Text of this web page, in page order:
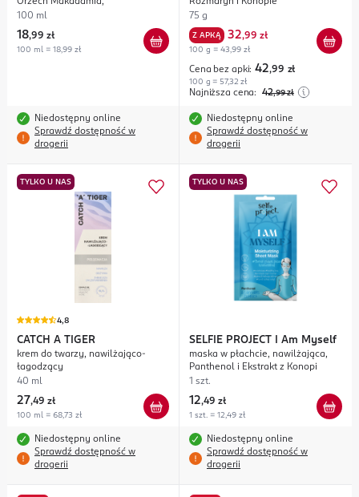
100 ml
18,99 zł
100 ml = 18,99 zł
Niedostępny online
Sprawdź dostępność w
drogerii
75 g
Z APKĄ 32,99 zł
100 g = 43,99 zł
Cena bez apki: 42,99 zł
100 g = 57,32 zł
Najniższa cena: 42,99 zł
Niedostępny online
Sprawdź dostępność w
drogerii
TYLKO U NAS
4,8
CATCH A TIGER
krem do twarzy, nawilżająco-
łagodzący
40 ml
27,49 zł
100 ml = 68,73 zł
Niedostępny online
Sprawdź dostępność w
drogerii
TYLKO U NAS
SELFIE PROJECT I Am Myself
maska w płachcie, nawilżająca,
Panthenol i Ekstrakt z Konopi
1 szt.
12,49 zł
1 szt. = 12,49 zł
Niedostępny online
Sprawdź dostępność w
drogerii